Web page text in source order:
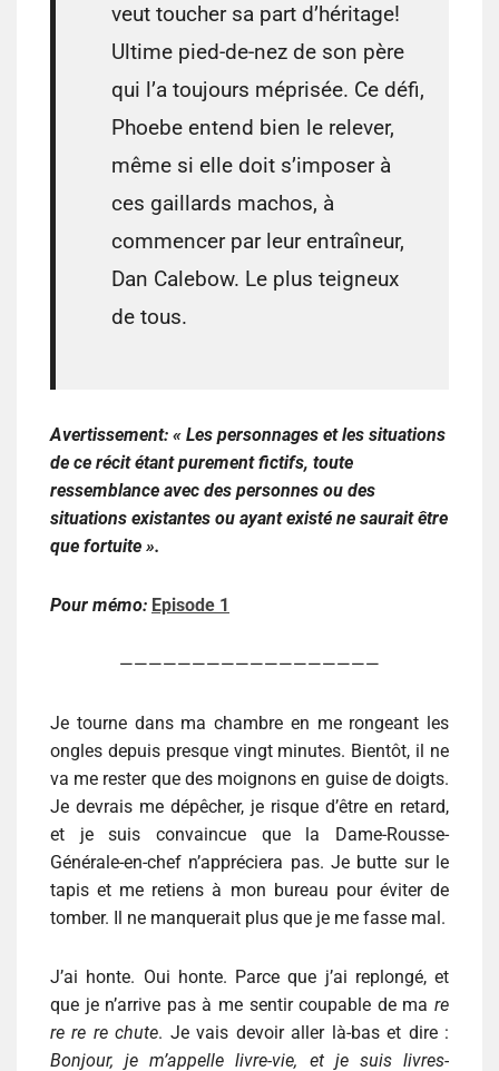
veut toucher sa part d’héritage!
Ultime pied-de-nez de son père
qui l’a toujours méprisée. Ce défi,
Phoebe entend bien le relever,
même si elle doit s’imposer à
ces gaillards machos, à
commencer par leur entraîneur,
Dan Calebow. Le plus teigneux
de tous.
Avertissement: « Les personnages et les situations
de ce récit étant purement fictifs, toute
ressemblance avec des personnes ou des
situations existantes ou ayant existé ne saurait être
que fortuite ».
Pour mémo: Episode 1
——————————————————
Je tourne dans ma chambre en me rongeant les
ongles depuis presque vingt minutes. Bientôt, il ne
va me rester que des moignons en guise de doigts.
Je devrais me dépêcher, je risque d’être en retard,
et je suis convaincue que la Dame-Rousse-
Générale-en-chef n’appréciera pas. Je butte sur le
tapis et me retiens à mon bureau pour éviter de
tomber. Il ne manquerait plus que je me fasse mal.
J’ai honte. Oui honte. Parce que j’ai replongé, et
que je n’arrive pas à me sentir coupable de ma re
re re re chute. Je vais devoir aller là-bas et dire :
Bonjour, je m’appelle livre-vie, et je suis livres-